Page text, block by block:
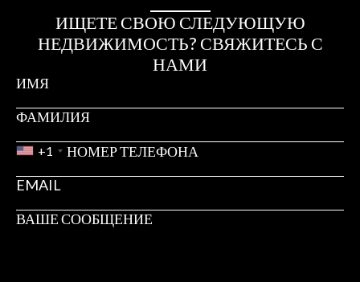
ИЩЕТЕ СВОЮ СЛЕДУЮЩУЮ
НЕДВИЖИМОСТЬ? СВЯЖИТЕСЬ С
НАМИ
+1